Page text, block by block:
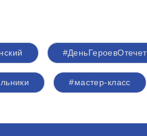
#мастер-класс